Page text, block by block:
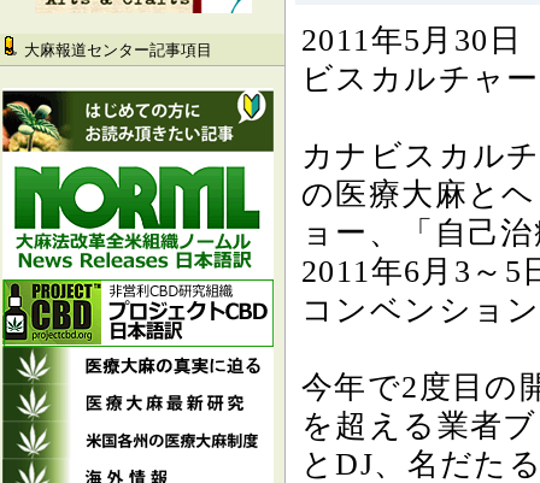
大麻報道センター記事項目
2011年5月30
ビスカルチャ
カナビスカル
の医療大麻と
ョー、「自己
2011年6月3～
コンベンショ
今年で2度目の
を超える業者
とDJ、名だた